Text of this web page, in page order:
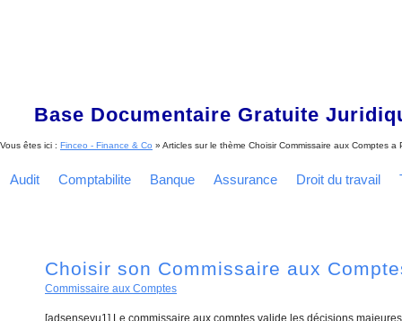
Base Documentaire Gratuite
Vous êtes ici : Finceo - Finance & Co » Articles sur le thème Choisir Commissaire aux Comptes a
Audit Comptabilite Banque Assurance Droit du travail
Choisir son Commissaire aux
Commissaire aux Comptes
[adsenseyu1] Le commissaire aux comptes valide les décisions